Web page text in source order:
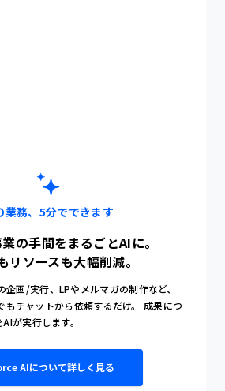
業務、5分でできます
の手間をまるごとAIに。
リソースも大幅削減。
画/実行、LPやメルマガの制作など、
チャットから依頼するだけ。
成果につ
が実行します。
AIについて詳しく見る